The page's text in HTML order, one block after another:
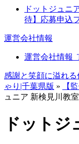
ドットジュニ
待】応募申込
運営会社情報
運営会社情報
感謝と笑顔に溢れ
ゃり|千葉県版 » 【
ュニア 新検見川教室
ドット